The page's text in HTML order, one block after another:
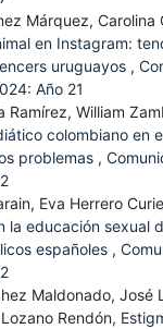
Márquez, Carolina
en Instagram:
uruguayos ,
Año 21
Ramírez, William
colombiano en
problemas ,
Eva Herrero
la educación sexual
españoles ,
Maldonado, José
Rendón,